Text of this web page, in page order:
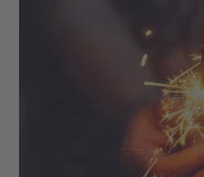
Foto-
Neuheiten
CEWE
Neuheiten
Extras
Neuheiten
CEWE
CEWE
Neuheiten
CEWE
Neuheiten
Neuheiten